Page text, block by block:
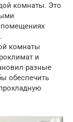
комнаты. Это
помещениях
комнаты
и
разные
обеспечить